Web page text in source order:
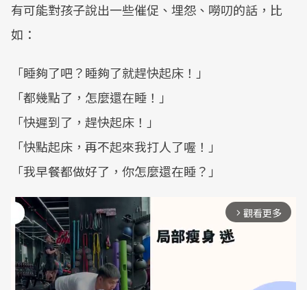
有可能對孩子說出一些催促、埋怨、嘮叨的話，比
如：
「睡夠了吧？睡夠了就趕快起床！」
「都幾點了，怎麼還在睡！」
「快遲到了，趕快起床！」
「快點起床，再不起來我打人了喔！」
「我早餐都做好了，你怎麼還在睡？」
arrow_forward_ios 觀看更多